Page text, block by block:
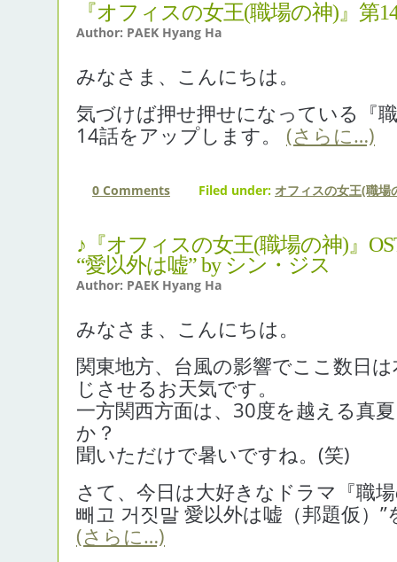
『オフィスの女王(職場の神)』第
Author: PAEK Hyang Ha
みなさま、こんにちは。
気づけば押せ押せになっている『
14話をアップします。 (さらに…)
0 Comments Filed under: オフィスの女王(職場
♪『オフィスの女王(職場の神)』
“愛以外は嘘” by シン・ジス
Author: PAEK Hyang Ha
みなさま、こんにちは。
関東地方、台風の影響でここ数日
じさせるお天気です。
一方関西方面は、30度を越える真
か？
聞いただけで暑いですね。(笑)
さて、今日は大好きなドラマ『職
빼고 거짓말 愛以外は嘘（邦題仮）
(さらに…)